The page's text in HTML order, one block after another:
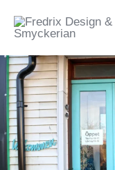
innehåll